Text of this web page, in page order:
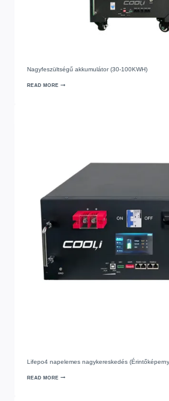
Nagyfeszültségű akkumulátor (30-100KWH)
READ MORE
Lifepo4 napelemes nagykereskedés
READ MORE